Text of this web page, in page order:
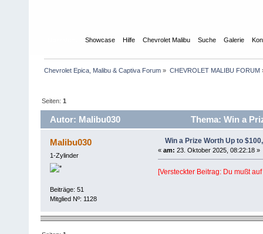
Showcase Hilfe Chevrolet Malibu Suche Galerie
Chevrolet Epica, Malibu & Captiva Forum » CHEVROLET MALIBU FORUM
Seiten:1
Autor: Malibu030 Thema: Win a
Malibu030
1-Zylinder
Beiträge: 51
Mitglied Nº: 1128
Win a Prize Worth Up to
« am: 23. Oktober 2025, 08:22:18 »
[Versteckter Beitrag: Du mußt